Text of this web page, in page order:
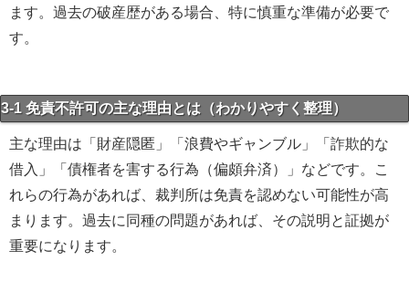
ます。過去の破産歴がある場合、特に慎重な準備が必要で
す。
3-1 免責不許可の主な理由とは（わかりやすく整理）
主な理由は「財産隠匿」「浪費やギャンブル」「詐欺的な
借入」「債権者を害する行為（偏頗弁済）」などです。こ
れらの行為があれば、裁判所は免責を認めない可能性が高
まります。過去に同種の問題があれば、その説明と証拠が
重要になります。